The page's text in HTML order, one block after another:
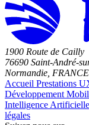
1900 Route de Cailly
76690 Saint-André-
Normandie, FRANCE
Accueil Prestations
Développement
Intelligence Artificielle
légales